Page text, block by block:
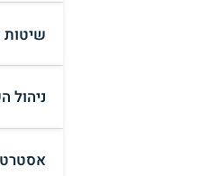
שיטות מחקר
ניהול